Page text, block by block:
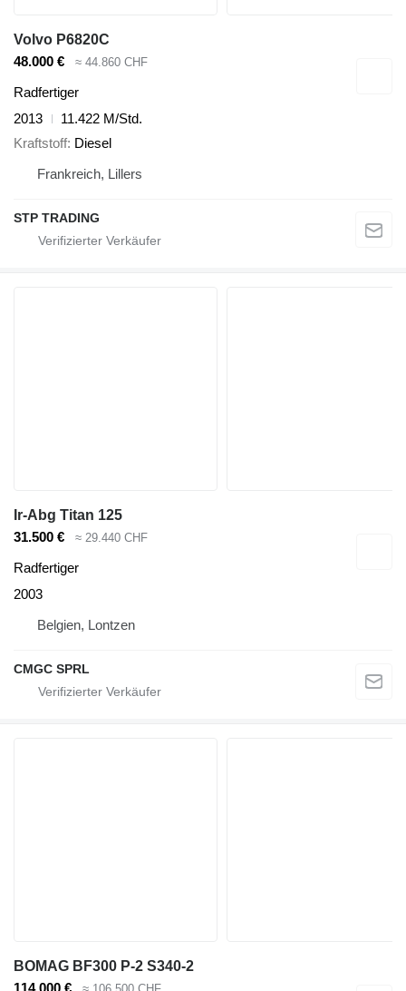
Volvo P6820C
48.000 €
≈ 44.860 CHF
Radfertiger
2013
11.422 M/Std.
Kraftstoff Diesel
Frankreich, Lillers
STP TRADING
Ir-Abg Titan 125
31.500 €
≈ 29.440 CHF
Radfertiger
2003
Belgien, Lontzen
CMGC SPRL
BOMAG BF300 P-2 S340-2
114.000 €